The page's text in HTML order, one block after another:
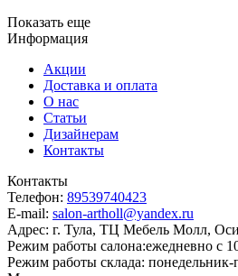
Показать еще
Информация
Акции
Доставка и оплата
О нас
Статьи
Дизайнерам
Контакты
Контакты
Телефон: 89539740423
E-mail: salon-artholl@yandex.ru
Адрес: г. Тула, ТЦ Мебель Молл,
Режим работы салона:ежедневно с
Режим работы склада: понедельник-